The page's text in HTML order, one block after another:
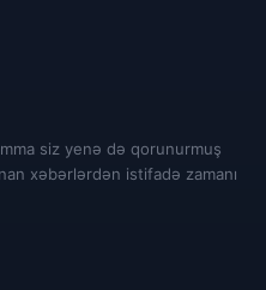
siz yenə də qorunurmuş
xəbərlərdən istifadə zamanı